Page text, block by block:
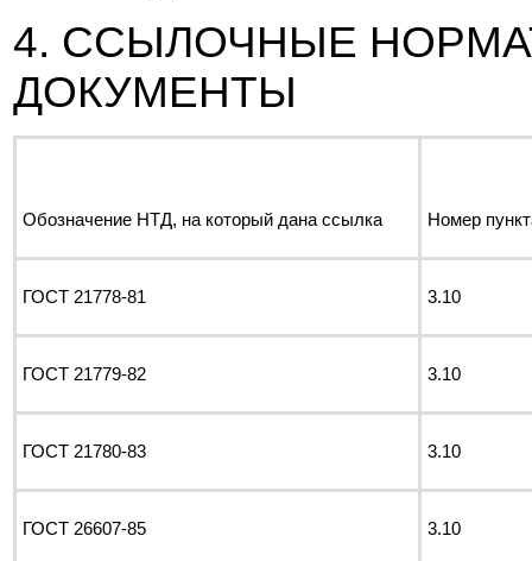
4. ССЫЛОЧНЫЕ
ДОКУМЕНТЫ
Обозначение НТД, на который дана ссылка Номер
ГОСТ 21778-81 3.10
ГОСТ 21779-82 3.10
ГОСТ 21780-83 3.10
ГОСТ 26607-85 3.10